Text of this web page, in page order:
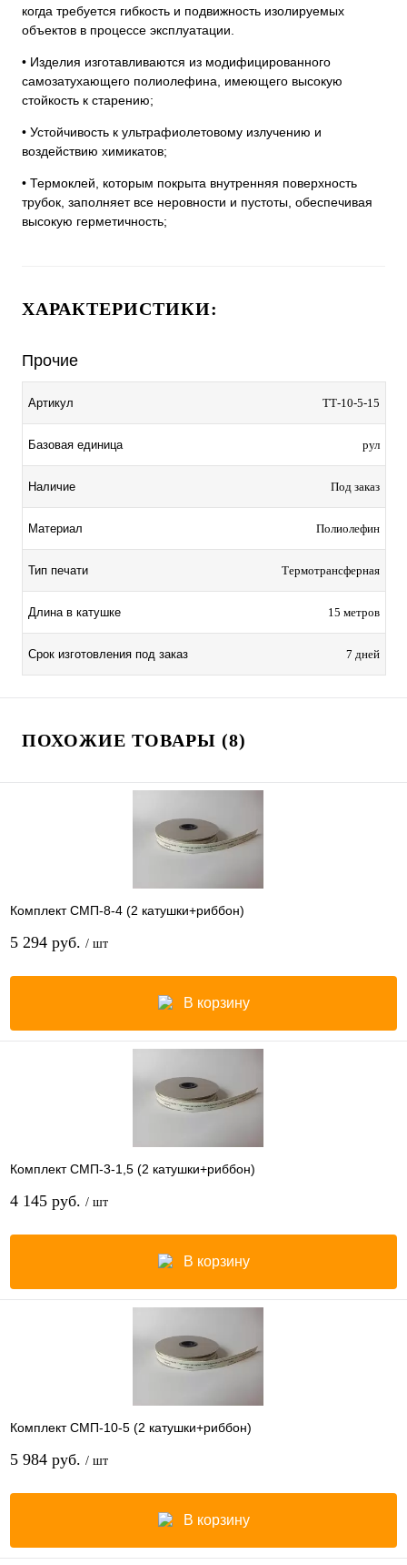
когда требуется гибкость и подвижность изолируемых
объектов в процессе эксплуатации.
• Изделия изготавливаются из модифицированного
самозатухающего полиолефина, имеющего высокую
стойкость к старению;
• Устойчивость к ультрафиолетовому излучению и
воздействию химикатов;
• Термоклей, которым покрыта внутренняя поверхность
трубок, заполняет все неровности и пустоты, обеспечивая
высокую герметичность;
ХАРАКТЕРИСТИКИ:
Прочие
Артикул ТТ-10-5-15
Базовая единица рул
Наличие Под заказ
Материал Полиолефин
Тип печати Термотрансферная
Длина в катушке 15 метров
Срок изготовления под заказ 7 дней
ПОХОЖИЕ ТОВАРЫ (8)
Комплект СМП-8-4 (2 катушки+риббон)
5 294 руб. / шт
В корзину
Комплект СМП-3-1,5 (2 катушки+риббон)
4 145 руб. / шт
В корзину
Комплект СМП-10-5 (2 катушки+риббон)
5 984 руб. / шт
В корзину